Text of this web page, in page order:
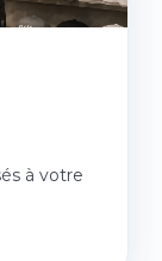
à votre